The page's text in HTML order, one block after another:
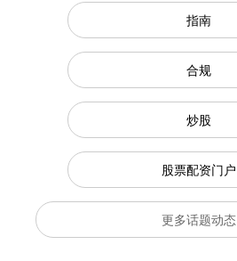
指南
合规
炒股
股票配资门户
更多话题动态